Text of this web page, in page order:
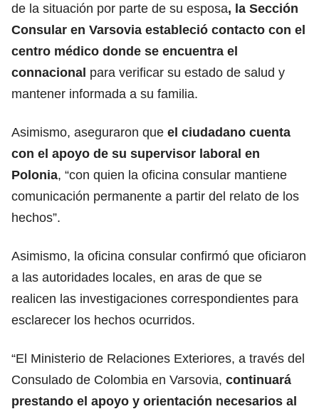
de la situación por parte de su esposa, la Sección
Consular en Varsovia estableció contacto con el
centro médico donde se encuentra el
connacional para verificar su estado de salud y
mantener informada a su familia.
Asimismo, aseguraron que el ciudadano cuenta
con el apoyo de su supervisor laboral en
Polonia, “con quien la oficina consular mantiene
comunicación permanente a partir del relato de los
hechos”.
Asimismo, la oficina consular confirmó que oficiaron
a las autoridades locales, en aras de que se
realicen las investigaciones correspondientes para
esclarecer los hechos ocurridos.
“El Ministerio de Relaciones Exteriores, a través del
Consulado de Colombia en Varsovia, continuará
prestando el apoyo y orientación necesarios al